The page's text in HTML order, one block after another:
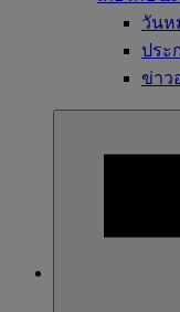
วันห
ประ
ข่าว